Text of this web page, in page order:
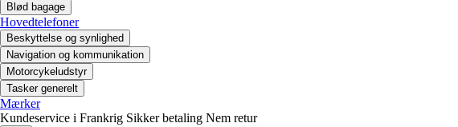
Blød bagage
Hovedtelefoner
Beskyttelse og synlighed
Navigation og kommunikation
Motorcykeludstyr
Tasker generelt
Mærker
Kundeservice i Frankrig Sikker betaling Nem retur